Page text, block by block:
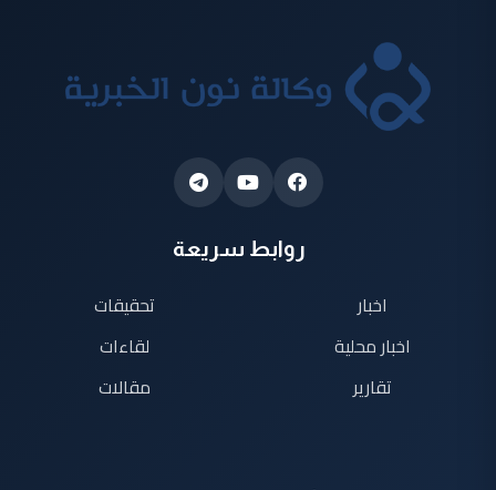
روابط سريعة
اخبار
اخبار محلية
تقارير
تحقيقات
لقاءات
مقالات